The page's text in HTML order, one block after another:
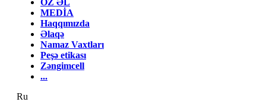
ÖZ ƏL
MEDİA
Haqqımızda
Əlaqə
Namaz Vaxtları
Peşə etikası
Zəngimcell
...
Ru